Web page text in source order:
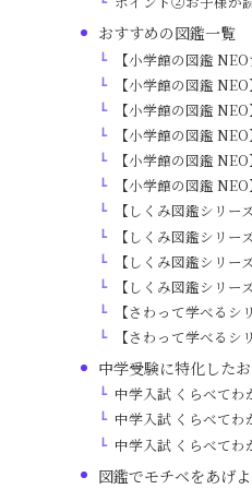
おすすめの図鑑一覧
【小学館の図鑑
【小学館の図鑑
【小学館の図鑑
【小学館の図鑑
【小学館の図鑑
【小学館の図鑑
【しくみ図鑑シリー
【しくみ図鑑シリ
【しくみ図鑑シリ
【しくみ図鑑シリ
【さわって学べるシ
【さわって学べるシ
中学受験に特化した
中学入試 くらべてわ
中学入試 くらべてわ
中学入試 くらべてわ
図鑑でモチベをあげよ